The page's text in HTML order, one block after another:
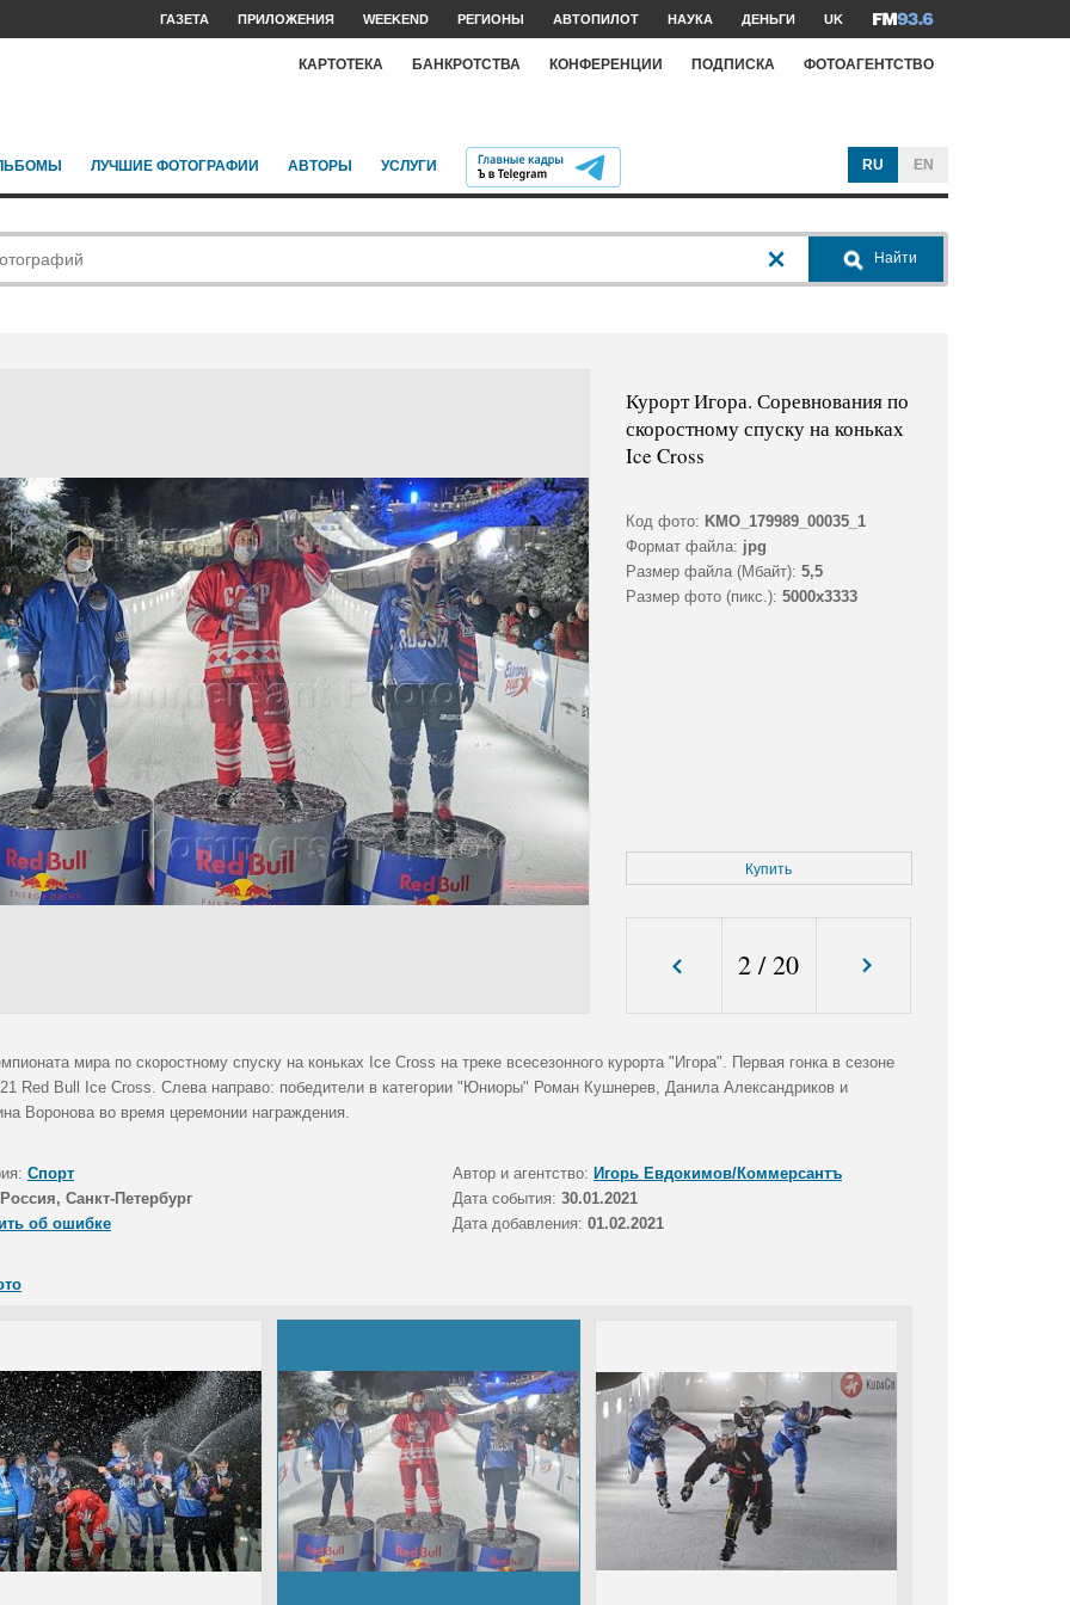
ГАЗЕТА ПРИЛОЖЕНИЯ WEEKEND РЕГИОНЫ АВТОПИЛОТ НАУКА ДЕНЬГИ UK
КАРТОТЕКА БАНКРОТСТВА КОНФЕРЕНЦИИ ПОДПИСКА ФОТОАГЕНТСТВО
ЛУЧШИЕ ФОТОГРАФИИ АВТОРЫ УСЛУГИ RU EN
Найти
Курорт Игора. Соревнования по
скоростному спуску на коньках
Ice Cross
Код фото: KMO_179989_00035_1
Формат файла: jpg
Размер файла (Мбайт): 5,5
Размер фото (пикс.): 5000x3333
Купить
2 /20
мира по скоростному спуску на коньках Ice Cross на треке всесезонного курорта "Игора". Первая гонка в сезоне
Red Bull Ice Cross. Слева направо: победители в категории "Юниоры" Роман Кушнерев, Данила Александриков и
Воронова во время церемонии награждения.
Спорт Автор и агентство: Игорь Евдокимов/Коммерсантъ
Россия, Санкт-Петербург Дата события: 30.01.2021
об ошибке
Дата добавления: 01.02.2021